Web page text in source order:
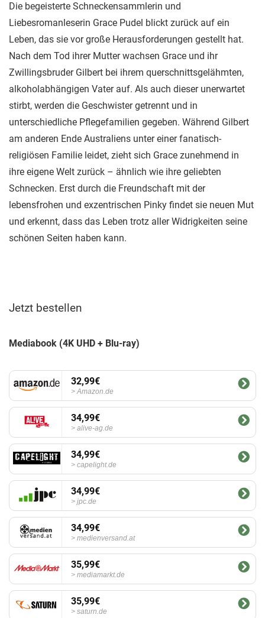
Die begeisterte Schneckensammlerin und
Liebesromanleserin Grace Pudel blickt zurück auf ein
Leben, das sie vor große Herausforderungen gestellt hat.
Nach dem Tod ihrer Mutter wachsen Grace und ihr
Zwillingsbruder Gilbert bei ihrem querschnittsgelähmten,
alkoholabhängigen Vater auf. Als auch dieser unerwartet
stirbt, werden die Geschwister getrennt und in
unterschiedliche Pflegefamilien gegeben. Während Gilbert
am anderen Ende Australiens unter einer fanatisch-
religiösen Familie leidet, zieht sich Grace zunehmend in
ihre eigene Welt zurück – ähnlich wie ihre geliebten
Schnecken. Erst durch die Freundschaft mit der
lebensfrohen und exzentrischen Pinky findet sie neuen Mut
und erkennt, dass das Leben trotz aller Widrigkeiten seine
schönen Seiten haben kann.
Jetzt bestellen
Mediabook (4K UHD + Blu-ray)
32,99€
Amazon.de
34,99€
alive-ag.de
34,99€
capelight.de
34,99€
jpc.de
34,99€
medienversand.at
35,99€
mediamarkt.de
35,99€
saturn.de